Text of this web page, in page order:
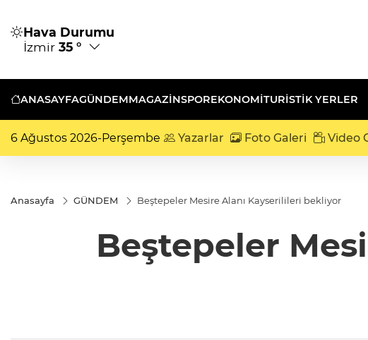
Hava Durumu
İzmir 35 °
ANASAYFAGÜNDEMMAGAZİNSPOREKONOMİTURISTIK YERLER
6 Ağustos 2026-Perşembe Yazarlar Foto Galeri Video
Anasayfa GÜNDEM Beştepeler Mesire Alanı Kayserilileri bekliyor
Beştepeler